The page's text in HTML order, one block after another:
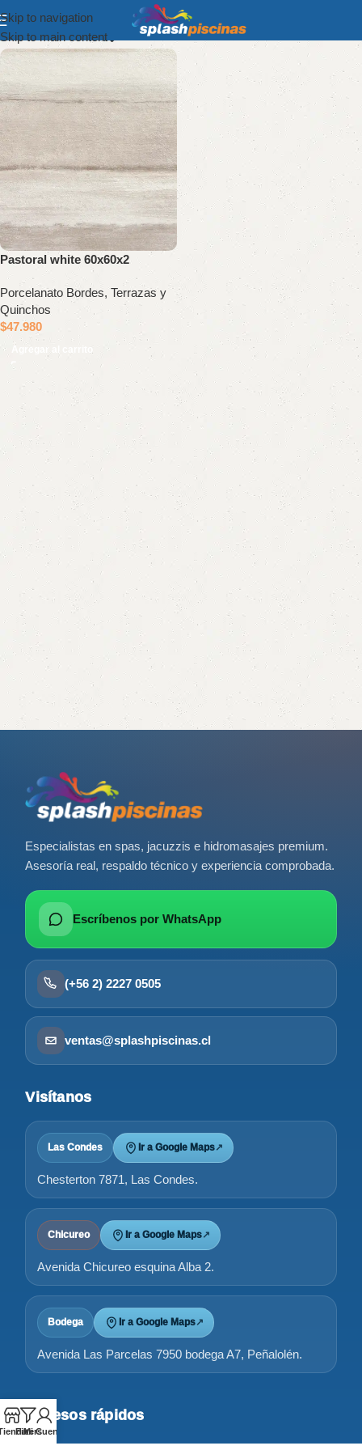
Skip to navigation
Skip to main content
Show column
Pastoral white 60x60x2
Porcelanato Bordes, Terrazas y
Quinchos
$47.980
Agregar al carrito
Read More
Especialistas en spas, jacuzzis e hidromasajes premium.
Asesoría real, respaldo técnico y experiencia comprobada.
Escríbenos por WhatsApp
(+56 2) 2227 0505
ventas@splashpiscinas.cl
Visítanos
Las Condes Ir a Google Maps↗
Chesterton 7871, Las Condes.
Chicureo Ir a Google Maps↗
Avenida Chicureo esquina Alba 2.
Bodega Ir a Google Maps↗
Avenida Las Parcelas 7950 bodega A7, Peñalolén.
Accesos rápidos
Filters
Mi Cuenta